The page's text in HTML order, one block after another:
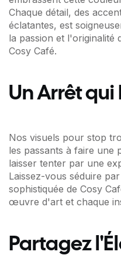
Chaque détail, des
éclatantes, est
la passion et l'originalité
Cosy Café.
Un Arrêt qui
Nos visuels pour stop
les passants à faire une
laisser tenter par une
Laissez-vous séduire
sophistiquée de Cosy
œuvre d'art et chaque
Partagez